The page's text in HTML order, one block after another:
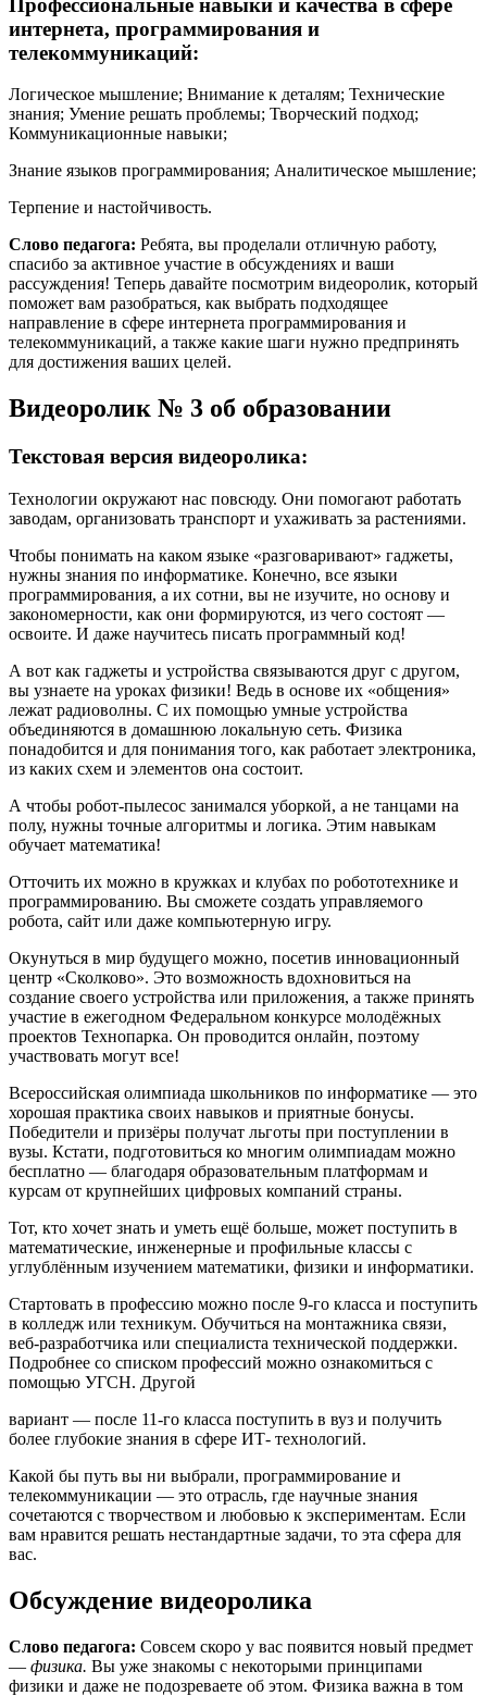
интернета, программирования и
телекоммуникаций:
Логическое мышление; Внимание к деталям; Технические
знания; Умение решать проблемы; Творческий подход;
Коммуникационные навыки;
Знание языков программирования; Аналитическое мышление;
Терпение и настойчивость.
Слово педагога: Ребята, вы проделали отличную работу,
спасибо за активное участие в обсуждениях и ваши
рассуждения! Теперь давайте посмотрим видеоролик, который
поможет вам разобраться, как выбрать подходящее
направление в сфере интернета программирования и
телекоммуникаций, а также какие шаги нужно предпринять
для достижения ваших целей.
Видеоролик № 3 об образовании
Текстовая версия видеоролика:
Технологии окружают нас повсюду. Они помогают работать
заводам, организовать транспорт и ухаживать за растениями.
Чтобы понимать на каком языке «разговаривают» гаджеты,
нужны знания по информатике. Конечно, все языки
программирования, а их сотни, вы не изучите, но основу и
закономерности, как они формируются, из чего состоят —
освоите. И даже научитесь писать программный код!
А вот как гаджеты и устройства связываются друг с другом,
вы узнаете на уроках физики! Ведь в основе их «общения»
лежат радиоволны. С их помощью умные устройства
объединяются в домашнюю локальную сеть. Физика
понадобится и для понимания того, как работает электроника,
из каких схем и элементов она состоит.
А чтобы робот-пылесос занимался уборкой, а не танцами на
полу, нужны точные алгоритмы и логика. Этим навыкам
обучает математика!
Отточить их можно в кружках и клубах по робототехнике и
программированию. Вы сможете создать управляемого
робота, сайт или даже компьютерную игру.
Окунуться в мир будущего можно, посетив инновационный
центр «Сколково». Это возможность вдохновиться на
создание своего устройства или приложения, а также принять
участие в ежегодном Федеральном конкурсе молодёжных
проектов Технопарка. Он проводится онлайн, поэтому
участвовать могут все!
Всероссийская олимпиада школьников по информатике — это
хорошая практика своих навыков и приятные бонусы.
Победители и призёры получат льготы при поступлении в
вузы. Кстати, подготовиться ко многим олимпиадам можно
бесплатно — благодаря образовательным платформам и
курсам от крупнейших цифровых компаний страны.
Тот, кто хочет знать и уметь ещё больше, может поступить в
математические, инженерные и профильные классы с
углублённым изучением математики, физики и информатики.
Стартовать в профессию можно после 9-го класса и поступить
в колледж или техникум. Обучиться на монтажника связи,
веб-разработчика или специалиста технической поддержки.
Подробнее со списком профессий можно ознакомиться с
помощью УГСН. Другой
вариант — после 11-го класса поступить в вуз и получить
более глубокие знания в сфере ИТ- технологий.
Какой бы путь вы ни выбрали, программирование и
телекоммуникации — это отрасль, где научные знания
сочетаются с творчеством и любовью к экспериментам. Если
вам нравится решать нестандартные задачи, то эта сфера для
вас.
Обсуждение видеоролика
Слово педагога: Совсем скоро у вас появится новый предмет
— физика. Вы уже знакомы с некоторыми принципами
физики и даже не подозреваете об этом. Физика важна в том